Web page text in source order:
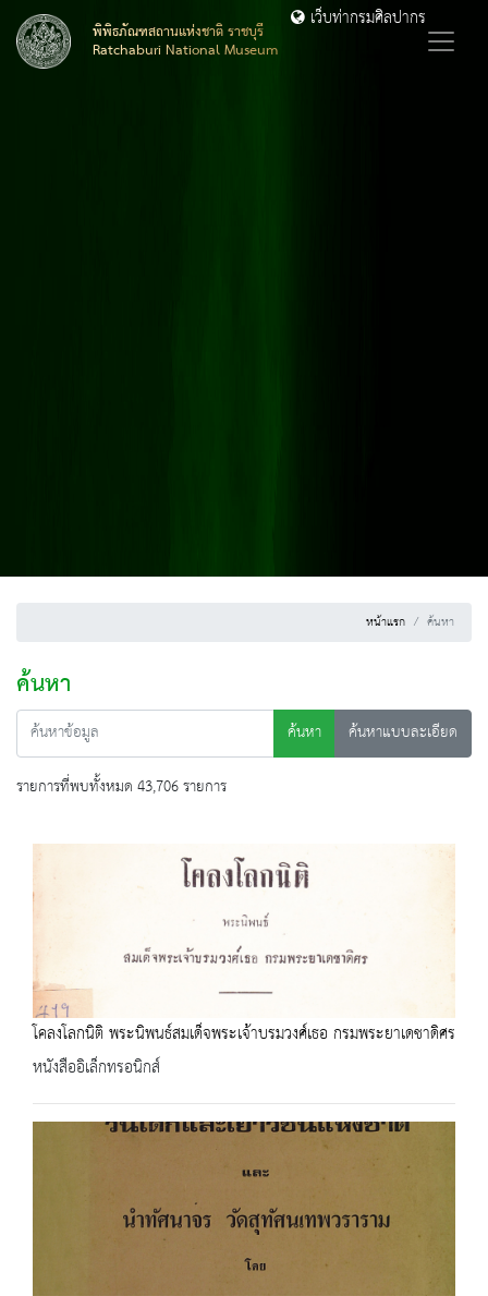
พิพิธภัณฑสถานแห่งชาติ ราชบุรี
Ratchaburi National Museum
เว็บท่ากรมศิลปากร
หน้าแรก ค้นหา
ค้นหา
ค้นหา
ค้นหาแบบละเอียด
รายการที่พบทั้งหมด 43,706 รายการ
โคลงโลกนิติ พระนิพนธ์สมเด็จพระเจ้าบรมวงศ์เธอ กรมพระยาเดชาดิศร
หนังสืออิเล็กทรอนิกส์